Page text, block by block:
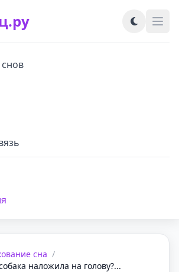
сна /
наложила на голову?...